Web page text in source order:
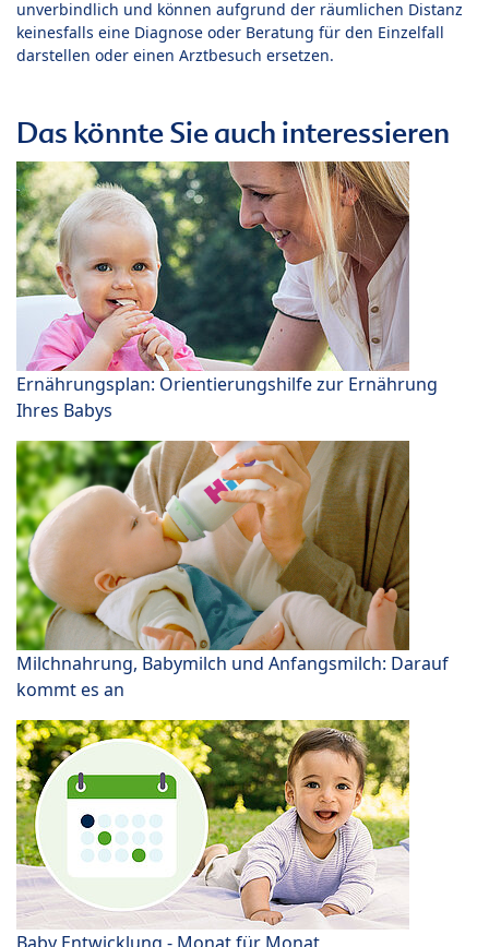
unverbindlich und können aufgrund der räumlichen Distanz
keinesfalls eine Diagnose oder Beratung für den Einzelfall
darstellen oder einen Arztbesuch ersetzen.
Das könnte Sie auch interessieren
Ernährungsplan: Orientierungshilfe zur Ernährung
Ihres Babys
Milchnahrung, Babymilch und Anfangsmilch: Darauf
kommt es an
Baby Entwicklung - Monat für Monat